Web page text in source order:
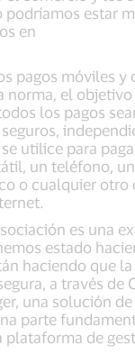
podríamos estar
en
pagos móviles y
norma, el objetivo
los pagos
utilice para
un teléfono, un
o cualquier otro
es una
estado
haciendo que
a través de
una solución
parte
plataforma de